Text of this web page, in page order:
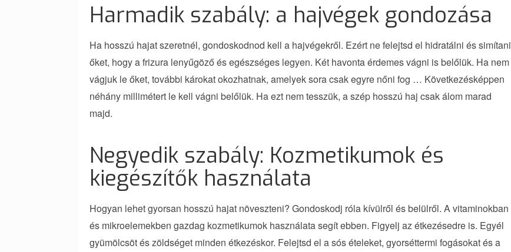
Harmadik szabály: a hajvégek gondozása
Ha hosszú hajat szeretnél, gondoskodnod kell a hajvégekről. Ezért ne felejtsd el hidratálni és simítani
őket, hogy a frizura lenyűgöző és egészséges legyen. Két havonta érdemes vágni is belőlük. Ha nem
vágjuk le őket, további károkat okozhatnak, amelyek sora csak egyre nőni fog … Következésképpen
néhány millimétert le kell vágni belőlük. Ha ezt nem tesszük, a szép hosszú haj csak álom marad
majd.
Negyedik szabály: Kozmetikumok és
kiegészítők használata
Hogyan lehet gyorsan hosszú hajat növeszteni? Gondoskodj róla kívülről és belülről. A vitaminokban
és mikroelemekben gazdag kozmetikumok használata segít ebben. Figyelj az étkezésedre is. Egyél
gyümölcsöt és zöldséget minden étkezéskor. Felejtsd el a sós ételeket, gyorséttermi fogásokat és a